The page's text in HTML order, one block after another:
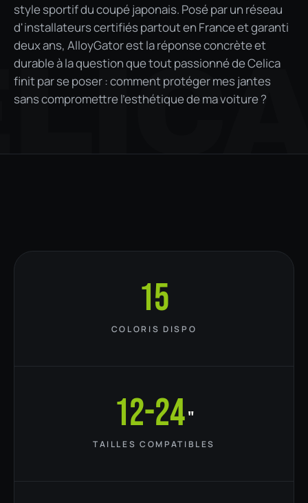
style sportif du coupé japonais. Posé par un réseau
d'installateurs certifiés partout en France et garanti
deux ans, AlloyGator est la réponse concrète et
durable à la question que tout passionné de Celica
finit par se poser : comment protéger mes jantes
sans compromettre l'esthétique de ma voiture ?
15
COLORIS DISPO
12-24"
TAILLES COMPATIBLES